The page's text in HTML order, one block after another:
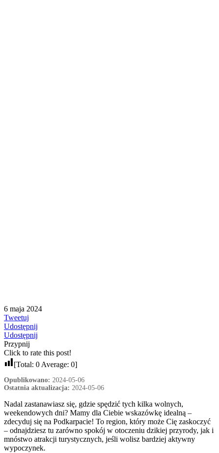
6 maja 2024
Tweetuj
Udostępnij
Udostępnij
Przypnij
Click to rate this post!
[Total: 0Average: 0]
Opublikowano: 2024-05-06
Ostatnia aktualizacja: 2024-05-06
Nadal zastanawiasz się, gdzie spędzić tych kilka wolnych,
weekendowych dni? Mamy dla Ciebie wskazówkę idealną –
zdecyduj się na Podkarpacie! To region, który może Cię zaskoczyć
– odnajdziesz tu zarówno spokój w otoczeniu dzikiej przyrody, jak i
mnóstwo atrakcji turystycznych, jeśli wolisz bardziej aktywny
wypoczynek.